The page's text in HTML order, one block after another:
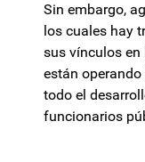
Sin embargo,
los cuales hay
sus vínculos en
están
todo el
funcionarios